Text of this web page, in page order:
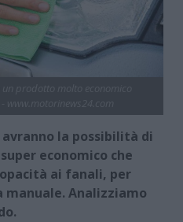
la possibilità di
economico che
ai fanali, per
manuale. Analizziamo